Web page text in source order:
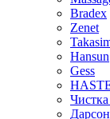
Bradex
Zenet
Hansun
Gess